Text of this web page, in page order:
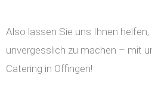
Also lassen Sie uns Ihnen
unvergesslich zu machen – mit
Catering in Offingen!